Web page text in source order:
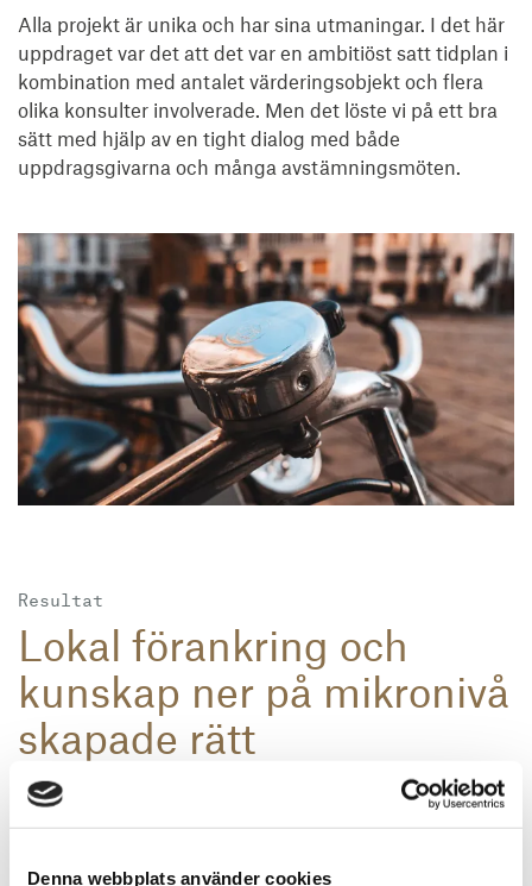
Denna webbplats använder cookies
Alla projekt är unika och har sina utmaningar. I det här
uppdraget var det att det var en ambitiöst satt tidplan i
kombination med antalet värderingsobjekt och flera
olika konsulter involverade. Men det löste vi på ett bra
sätt med hjälp av en tight dialog med både
uppdragsgivarna och många avstämningsmöten.
Resultat
Lokal förankring och
kunskap ner på mikronivå
skapade rätt
förutsättningar
Riksbyggen var väldigt nöjda och såg nyttan med att vi